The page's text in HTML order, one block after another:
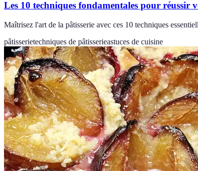
Les 10 techniques fondamentales pour réussir
Maîtrisez l'art de la pâtisserie avec ces 10 techniques
pâtisserietechniques de pâtisserieastuces de cuisine